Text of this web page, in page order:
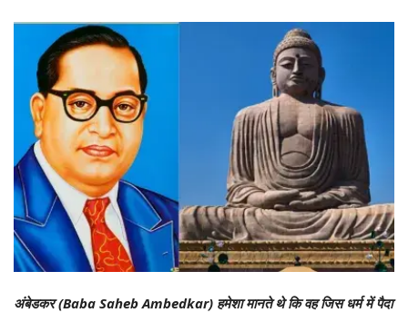
अंबेडकर (Baba Saheb Ambedkar) हमेशा मानते थे कि वह जिस धर्म में पैदा